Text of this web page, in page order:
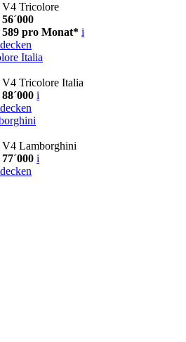
V4 Tricolore
589 pro Monat* i
Italia
V4 Tricolore Italia
i
V4 Lamborghini
i